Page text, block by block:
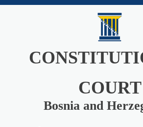
COURT
Bosnia and